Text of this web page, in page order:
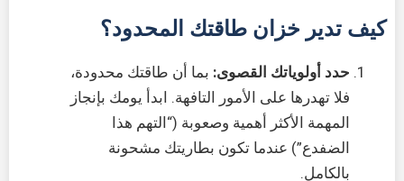
كيف تدير خزان طاقتك المحدود؟
حدد أولوياتك القصوى: بما أن طاقتك محدودة،
فلا تهدرها على الأمور التافهة. ابدأ يومك بإنجاز
المهمة الأكثر أهمية وصعوبة (“التهم هذا
الضفدع”) عندما تكون بطاريتك مشحونة
بالكامل.